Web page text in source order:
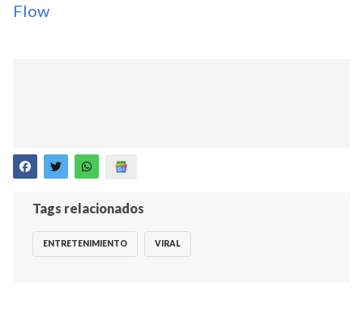
Flow
Tags relacionados
ENTRETENIMIENTO VIRAL